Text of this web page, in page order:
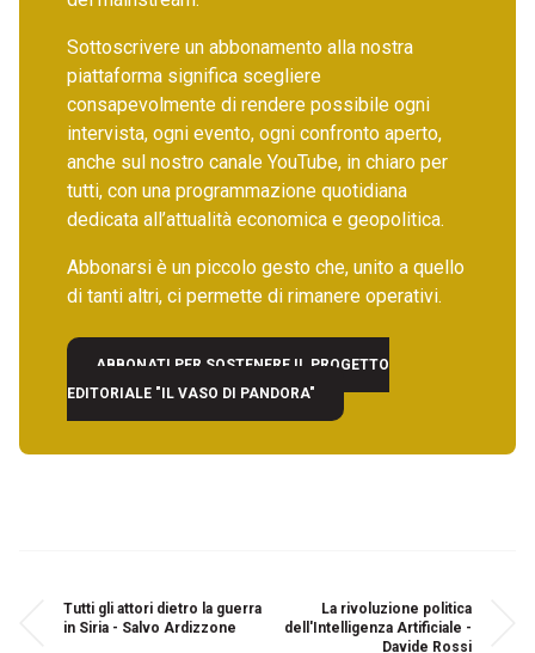
Sottoscrivere un abbonamento alla nostra
piattaforma significa scegliere
consapevolmente di rendere possibile ogni
intervista, ogni evento, ogni confronto aperto,
anche sul nostro canale YouTube, in chiaro per
tutti, con una programmazione quotidiana
dedicata all’attualità economica e geopolitica.
Abbonarsi è un piccolo gesto che, unito a quello
di tanti altri, ci permette di rimanere operativi.
ABBONATI PER SOSTENERE IL PROGETTO
EDITORIALE "IL VASO DI PANDORA"
Tutti gli attori dietro la guerra
in Siria - Salvo Ardizzone
La rivoluzione politica
dell'Intelligenza Artificiale -
Davide Rossi